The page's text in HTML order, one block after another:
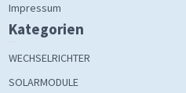
Impressum
Kategorien
WECHSELRICHTER
SOLARMODULE